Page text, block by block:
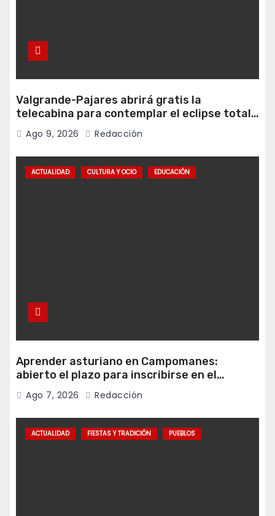
Valgrande-Pajares abrirá gratis la
telecabina para contemplar el eclipse total
desde Cuitunigru
Ago 9, 2026 Redacción
ACTUALIDAD CULTURA Y OCIO EDUCACIÓN
Aprender asturiano en Campomanes:
abierto el plazo para inscribirse en el
programa Falamos
Ago 7, 2026 Redacción
ACTUALIDAD FIESTAS Y TRADICIÓN PUEBLOS